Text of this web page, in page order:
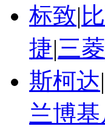
标致|
捷|三菱
斯柯达|
兰博